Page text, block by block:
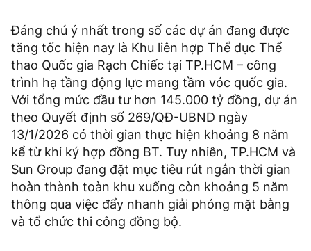
Đáng chú ý nhất trong số các dự án đang được
tăng tốc hiện nay là Khu liên hợp Thể dục Thể
thao Quốc gia Rạch Chiếc tại TP.HCM – công
trình hạ tầng động lực mang tầm vóc quốc gia.
Với tổng mức đầu tư hơn 145.000 tỷ đồng, dự án
theo Quyết định số 269/QĐ-UBND ngày
13/1/2026 có thời gian thực hiện khoảng 8 năm
kể từ khi ký hợp đồng BT. Tuy nhiên, TP.HCM và
Sun Group đang đặt mục tiêu rút ngắn thời gian
hoàn thành toàn khu xuống còn khoảng 5 năm
thông qua việc đẩy nhanh giải phóng mặt bằng
và tổ chức thi công đồng bộ.